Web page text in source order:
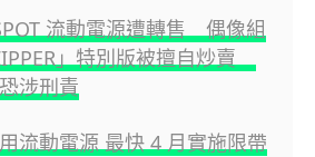
流動電源遭轉售 偶像組
」特別版被擅自炒賣
涉刑責
流動電源 最快 4 月實施限帶